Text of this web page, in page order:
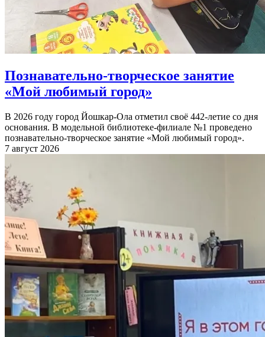
Познавательно-творческое занятие
«Мой любимый город»
В 2026 году город Йошкар-Ола отметил своё 442-летие со дня
основания. В модельной библиотеке-филиале №1 проведено
познавательно-творческое занятие «Мой любимый город».
7 август 2026